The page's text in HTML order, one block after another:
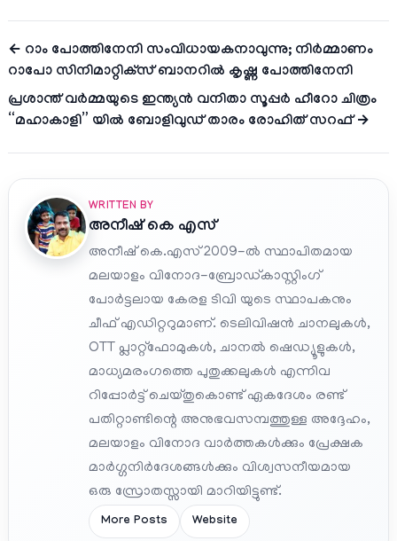
← റാം പോത്തിനേനി സംവിധായകനാവുന്നു; നിർമ്മാണം
റാപോ സിനിമാറ്റിക്‌സ് ബാനറിൽ കൃഷ്ണ പോത്തിനേനി
പ്രശാന്ത് വർമ്മയുടെ ഇന്ത്യൻ വനിതാ സൂപ്പർ ഹീറോ ചിത്രം
“മഹാകാളി” യിൽ ബോളിവുഡ് താരം രോഹിത് സറഫ് →
WRITTEN BY
അനീഷ്‌ കെ എസ്
അനീഷ് കെ.എസ് 2009-ൽ സ്ഥാപിതമായ
മലയാളം വിനോദ-ബ്രോഡ്കാസ്റ്റിംഗ്
പോർട്ടലായ കേരള ടിവി യുടെ സ്ഥാപകനും
ചീഫ് എഡിറ്ററുമാണ്. ടെലിവിഷൻ ചാനലുകൾ,
OTT പ്ലാറ്റ്‌ഫോമുകൾ, ചാനൽ ഷെഡ്യൂളുകൾ,
മാധ്യമരംഗത്തെ പുതുക്കലുകൾ എന്നിവ
റിപ്പോർട്ട് ചെയ്തുകൊണ്ട് ഏകദേശം രണ്ട്
പതിറ്റാണ്ടിന്റെ അനുഭവസമ്പത്തുള്ള അദ്ദേഹം,
മലയാളം വിനോദ വാർത്തകൾക്കും പ്രേക്ഷക
മാർഗ്ഗനിർദേശങ്ങൾക്കും വിശ്വസനീയമായ
ഒരു സ്രോതസ്സായി മാറിയിട്ടുണ്ട്.
More Posts Website